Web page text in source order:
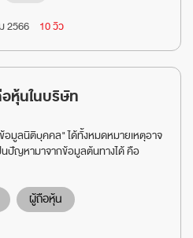
2566 10 วิว
หุ้นในบริษัท
อมูลนิติบุคคล" ได้ทั้งหมดหมายเหตุอาจ
ปัญหามาจากข้อมูลต้นทางได้ คือ
ผู้ถือหุ้น